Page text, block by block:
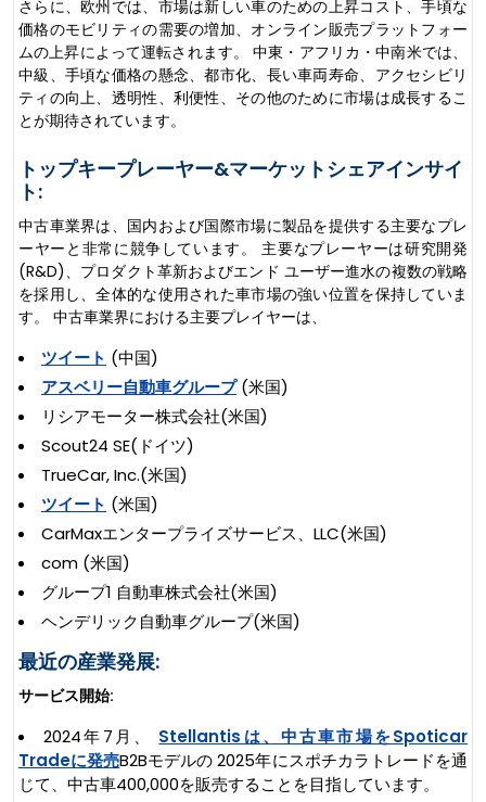
さらに、欧州では、市場は新しい車のための上昇コスト、手頃な
価格のモビリティの需要の増加、オンライン販売プラットフォー
ムの上昇によって運転されます。 中東・アフリカ・中南米では、
中級、手頃な価格の懸念、都市化、長い車両寿命、アクセシビリ
ティの向上、透明性、利便性、その他のために市場は成長するこ
とが期待されています。
トップキープレーヤー&マーケットシェアインサイ
ト:
中古車業界は、国内および国際市場に製品を提供する主要なプレ
ーヤーと非常に競争しています。 主要なプレーヤーは研究開発
(R&D)、プロダクト革新およびエンド ユーザー進水の複数の戦略
を採用し、全体的な使用された車市場の強い位置を保持していま
す。 中古車業界における主要プレイヤーは、
ツイート (中国)
アスベリー自動車グループ(米国)
リシアモーター株式会社(米国)
Scout24 SE(ドイツ)
TrueCar, Inc.(米国)
ツイート (米国)
CarMaxエンタープライズサービス、LLC(米国)
com (米国)
グループ1 自動車株式会社(米国)
ヘンデリック自動車グループ(米国)
最近の産業発展:
サービス開始:
2024年7月、 Stellantisは、中古車市場をSpoticar
Tradeに発売B2Bモデルの 2025年にスポチカラトレードを通
じて、中古車400,000を販売することを目指しています。